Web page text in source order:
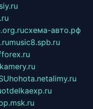
схема-авто.рф
music8.spb.ru
hohota.netalimy.ru
otdelkaexp.ru